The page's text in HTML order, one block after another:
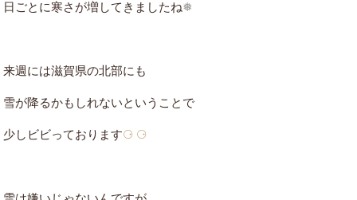
日ごとに寒さが増してきましたね❅
来週には滋賀県の北部にも
雪が降るかもしれないということで
少しビビっております⚆ ⚆